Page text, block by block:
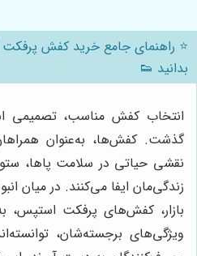
⭐️ راهنمای جامع خرید کفش
بدانید 👟
انتخاب کفش مناسب، تصمیمی
گذشت. کفش‌ها، به‌عنوان
نقشی حیاتی در سلامت پاها،
زندگی‌مان ایفا می‌کنند. در میان
بازار، کفش‌های پرفکت استپس،
ویژگی‌های برجسته‌شان،